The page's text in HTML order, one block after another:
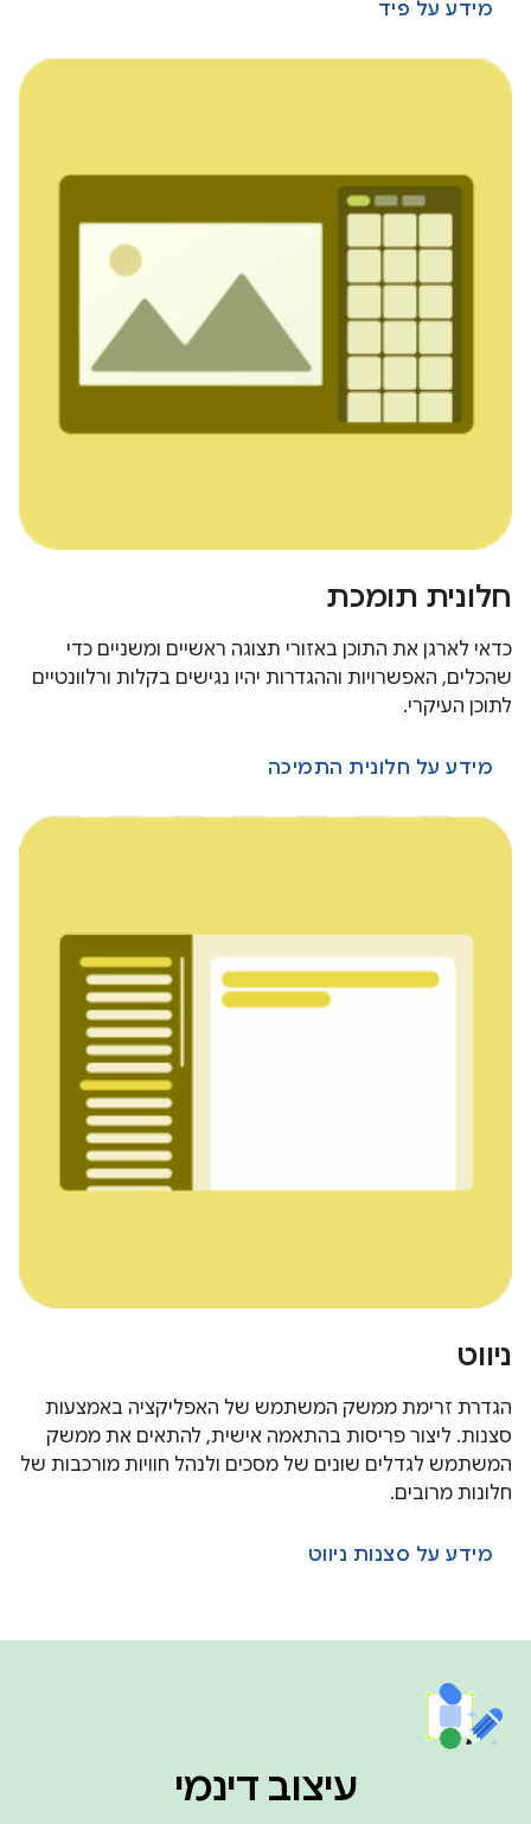
מידע על פיד
חלונית תומכת
כדאי לארגן את התוכן באזורי תצוגה ראשיים ומשניים כדי
שהכלים, האפשרויות וההגדרות יהיו נגישים בקלות ורלוונטיים
לתוכן העיקרי.
מידע על חלונית התמיכה
ניווט
הגדרת זרימת ממשק המשתמש של האפליקציה באמצעות
סצנות. ליצור פריסות בהתאמה אישית, להתאים את ממשק
המשתמש לגדלים שונים של מסכים ולנהל חוויות מורכבות של
חלונות מרובים.
מידע על סצנות ניווט
עיצוב דינמי